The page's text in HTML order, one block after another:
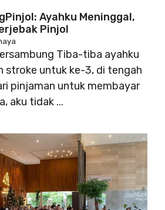
Ayahku Meninggal,
Pinjol
Tiba-tiba ayahku
stroke untuk ke-3, di tengah
pinjaman untuk membayar
aku tidak ...